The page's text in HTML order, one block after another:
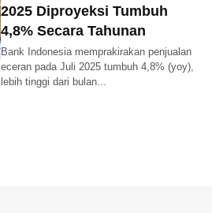
2025 Diproyeksi Tumbuh
4,8% Secara Tahunan
Bank Indonesia memprakirakan penjualan
eceran pada Juli 2025 tumbuh 4,8% (yoy),
lebih tinggi dari bulan...